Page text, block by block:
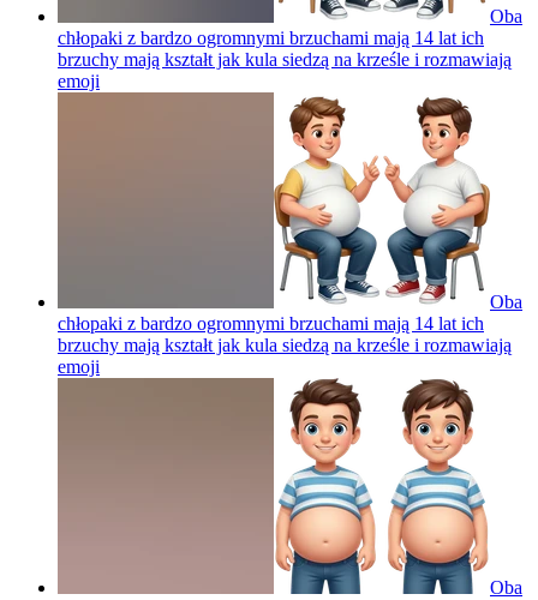
Oba
chłopaki z bardzo ogromnymi brzuchami mają 14 lat ich
brzuchy mają kształt jak kula siedzą na krześle i rozmawiają
emoji
Oba
chłopaki z bardzo ogromnymi brzuchami mają 14 lat ich
brzuchy mają kształt jak kula siedzą na krześle i rozmawiają
emoji
Oba